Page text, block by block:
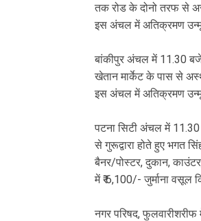
तक रोड के दोनो तरफ से
इस अंचल में अतिक्रमण
बांकीपुर अंचल में 11.30 बजे
खेतान मार्केट के पास से
इस अंचल में अतिक्रमण
पटना सिटी अंचल में 11.30
से गुरूद्वारा होते हुए भगत
बैनर/पोस्टर, दुकान,
में ₹ 6,100/- जुर्माना वसूल
नगर परिषद,